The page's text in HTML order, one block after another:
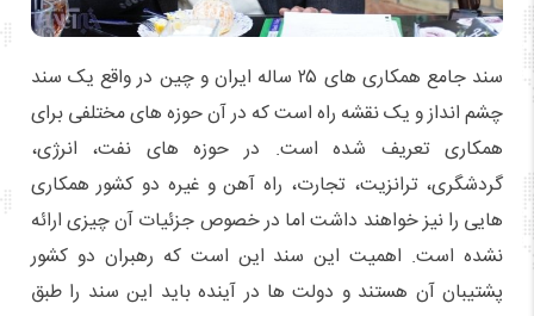
سند جامع همکاری های ۲۵ ساله ایران و چین در واقع یک سند
چشم انداز و یک نقشه راه است که در آن حوزه های مختلفی برای
همکاری تعریف شده است. در حوزه های نفت، انرژی،
گردشگری، ترانزیت، تجارت، راه آهن و غیره دو کشور همکاری
هایی را نیز خواهند داشت اما در خصوص جزئیات آن چیزی ارائه
نشده است. اهمیت این سند این است که رهبران دو کشور
پشتیبان آن هستند و دولت ها در آینده باید این سند را طبق